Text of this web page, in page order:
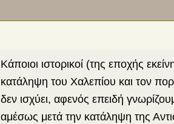
Κάποιοι ιστορικοί (της εποχής
κατάληψη του Χαλεπίου και τον
δεν ισχύει, αφενός επειδή
αμέσως μετά την κατάληψη της